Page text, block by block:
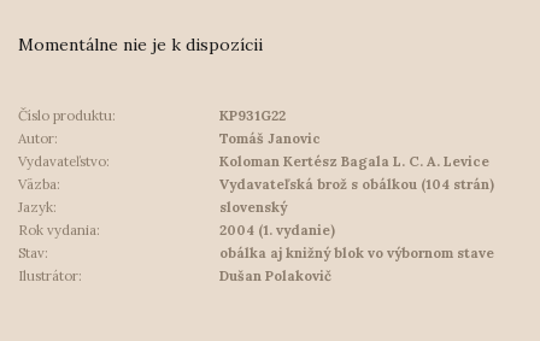
Momentálne nie je k dispozícii
Číslo produktu:
KP931G22
Autor:
Tomáš Janovic
Vydavateľstvo:
Koloman Kertész Bagala L. C. A. Levice
Väzba:
Vydavateľská brož s obálkou (104 strán)
Jazyk:
slovenský
Rok vydania:
2004 (1. vydanie)
Stav:
obálka aj knižný blok vo výbornom stave
Ilustrátor:
Dušan Polakovič